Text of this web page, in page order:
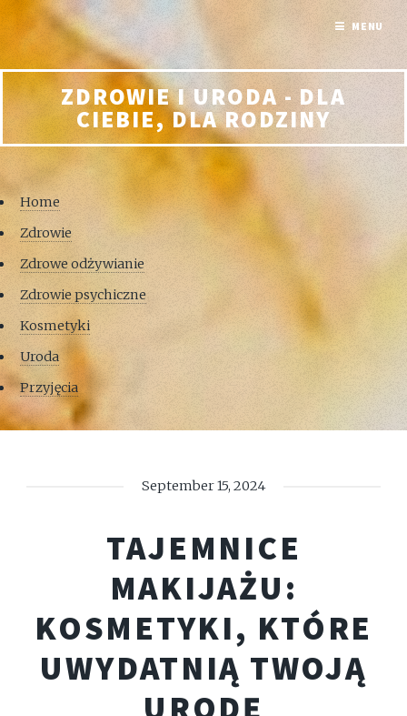
ZDROWIE I URODA - DLA
CIEBIE, DLA RODZINY
Home
Zdrowie
Zdrowe odżywianie
Zdrowie psychiczne
Kosmetyki
Uroda
Przyjęcia
September 15, 2024
TAJEMNICE
MAKIJAŻU:
KOSMETYKI, KTÓRE
UWYDATNIĄ TWOJĄ
MENU